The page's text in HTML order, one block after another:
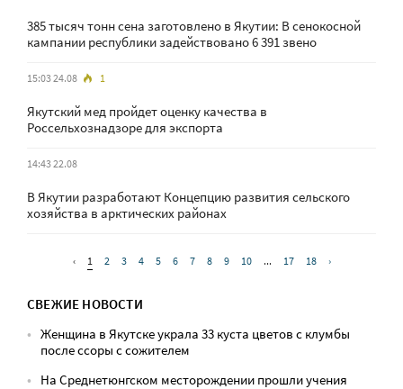
385 тысяч тонн сена заготовлено в Якутии: В сенокосной
кампании республики задействовано 6 391 звено
15:03 24.08 1
Якутский мед пройдет оценку качества в
Россельхознадзоре для экспорта
14:43 22.08
В Якутии разработают Концепцию развития сельского
хозяйства в арктических районах
‹ 1 2 3 4 5 6 7 8 9 10 ... 17 18 ›
СВЕЖИЕ НОВОСТИ
Женщина в Якутске украла 33 куста цветов с клумбы
после ссоры с сожителем
На Среднетюнгском месторождении прошли учения